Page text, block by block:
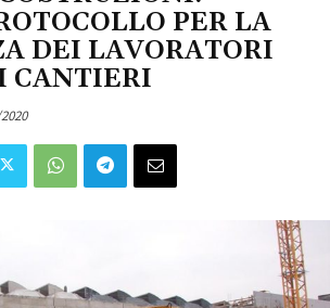
PER LA
DEI LAVORATORI
CANTIERI